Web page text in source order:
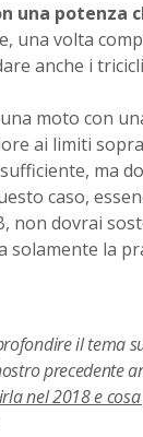
una potenza
una volta
anche i
moto con
ai limiti
ma
caso,
non dovrai
solamente la
il tema
precedente
nel 2018 e